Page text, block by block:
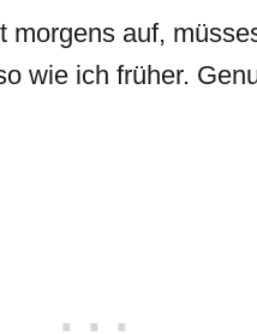
morgens auf,
wie ich früher.